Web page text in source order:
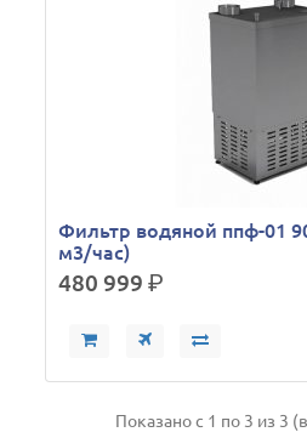
Фильтр водяной ппф-01
м3/час)
480 999р.
Показано с 1 по 3 из 3